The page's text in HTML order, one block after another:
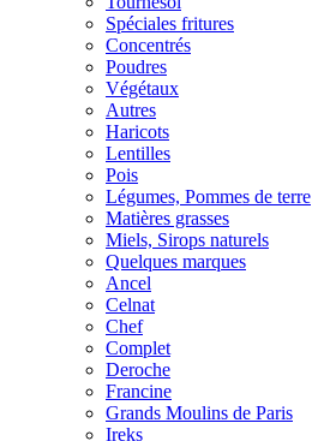
Spéciales fritures
Concentrés
Poudres
Végétaux
Autres
Haricots
Lentilles
Pois
Légumes, Pommes de terre
Matières grasses
Miels, Sirops naturels
Quelques marques
Ancel
Celnat
Chef
Complet
Deroche
Francine
Grands Moulins de Paris
Ireks